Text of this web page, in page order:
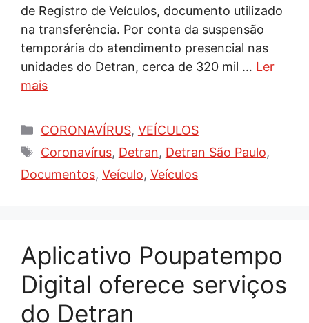
de Registro de Veículos, documento utilizado
na transferência. Por conta da suspensão
temporária do atendimento presencial nas
unidades do Detran, cerca de 320 mil … Ler
mais
Categorias
CORONAVÍRUS, VEÍCULOS
Tags
Coronavírus, Detran, Detran São Paulo,
Documentos, Veículo, Veículos
Aplicativo Poupatempo
Digital oferece serviços
do Detran